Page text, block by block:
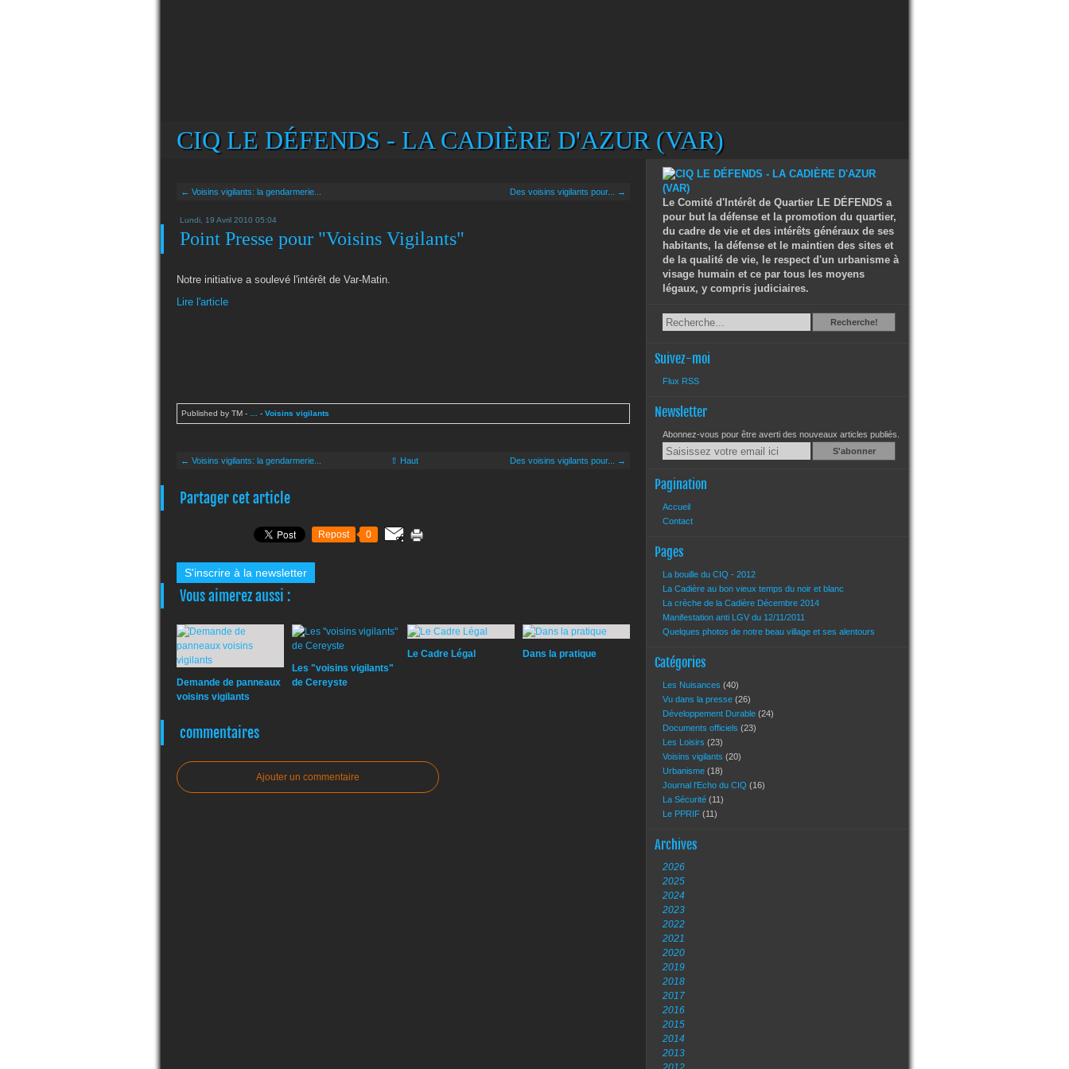
CIQ LE DÉFENDS - LA CADIÈRE D'AZUR (VAR)
← Voisins vigilants: la gendarmerie... Des voisins vigilants pour... →
Lundi, 19 Avril 2010 05:04
Point Presse pour "Voisins Vigilants"
Notre initiative a soulevé l'intérêt de Var-Matin.
Lire l'article
Published by TM - - Voisins vigilants
← Voisins vigilants: la gendarmerie... ⇧ Haut Des voisins vigilants pour... →
Partager cet article
Repost 0
S'inscrire à la newsletter
Vous aimerez aussi :
Demande de panneaux
voisins vigilants
Les "voisins vigilants"
de Cereyste
Le Cadre Légal Dans la pratique
commentaires
Ajouter un commentaire
Le Comité d'Intérêt de Quartier LE DÉFENDS a
pour but la défense et la promotion du quartier,
du cadre de vie et des intérêts généraux de ses
habitants, la défense et le maintien des sites et
de la qualité de vie, le respect d'un urbanisme à
visage humain et ce par tous les moyens
légaux, y compris judiciaires.
RechercheRecherche!
Suivez-moi
Flux RSS
Newsletter
Abonnez-vous pour être averti des nouveaux articles publiés.
Email
Pagination
Accueil
Contact
Pages
La bouille du CIQ - 2012
La Cadière au bon vieux temps du noir et blanc
La crèche de la Cadière Décembre 2014
Manifestation anti LGV du 12/11/2011
Quelques photos de notre beau village et ses alentours
Catégories
Les Nuisances (40)
Vu dans la presse (26)
Développement Durable (24)
Documents officiels (23)
Les Loisirs (23)
Voisins vigilants (20)
Urbanisme (18)
Journal l'Echo du CIQ (16)
La Sécurité (11)
Le PPRIF (11)
Archives
2026
2025
2024
2023
2022
2021
2020
2019
2018
2017
2016
2015
2014
2013